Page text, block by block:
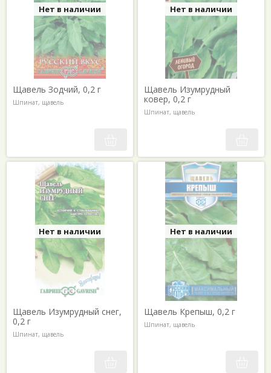
Нет в наличии
Щавель Зодчий, 0,2 г
Шпинат, щавель
Нет в наличии
Щавель Изумрудный
ковер, 0,2 г
Шпинат, щавель
Нет в наличии
Щавель Изумрудный снег,
0,2 г
Шпинат, щавель
Нет в наличии
Щавель Крепыш, 0,2 г
Шпинат, щавель